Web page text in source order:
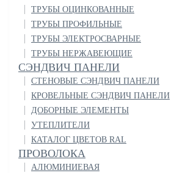
ТРУБЫ ОЦИНКОВАННЫЕ
ТРУБЫ ПРОФИЛЬНЫЕ
ТРУБЫ ЭЛЕКТРОСВАРНЫЕ
ТРУБЫ НЕРЖАВЕЮЩИЕ
СЭНДВИЧ ПАНЕЛИ
СТЕНОВЫЕ СЭНДВИЧ ПАНЕЛИ
КРОВЕЛЬНЫЕ СЭНДВИЧ ПАНЕЛИ
ДОБОРНЫЕ ЭЛЕМЕНТЫ
УТЕПЛИТЕЛИ
КАТАЛОГ ЦВЕТОВ RAL
ПРОВОЛОКА
АЛЮМИНИЕВАЯ